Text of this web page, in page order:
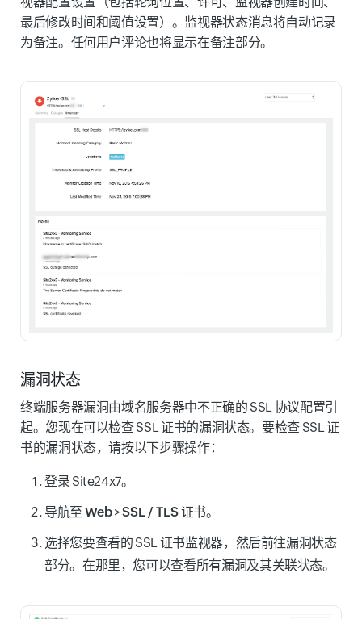
最后修改时间和阈值设置）。监视器状态消息将自动记录
为备注。任何用户评论也将显示在备注部分。
漏洞状态
终端服务器漏洞由域名服务器中不正确的 SSL 协议配置引
起。您现在可以检查 SSL 证书的漏洞状态。要检查 SSL 证
书的漏洞状态，请按以下步骤操作：
登录 Site24x7。
导航至 Web>SSL / TLS 证书。
选择您要查看的 SSL 证书监视器，然后前往漏洞状态
部分。在那里，您可以查看所有漏洞及其关联状态。